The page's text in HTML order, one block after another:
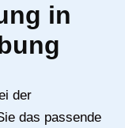
in
der
das passende